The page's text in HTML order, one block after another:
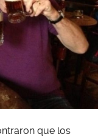
que los